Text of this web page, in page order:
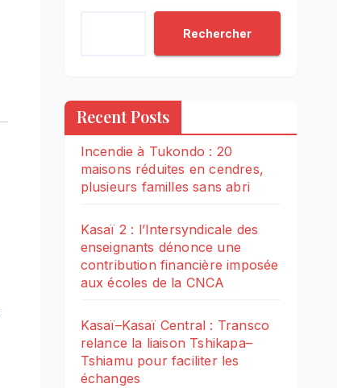
Rechercher
Recent Posts
Incendie à Tukondo : 20
maisons réduites en cendres,
plusieurs familles sans abri
Kasaï 2 : l’Intersyndicale des
enseignants dénonce une
contribution financière imposée
aux écoles de la CNCA
Kasaï–Kasaï Central : Transco
relance la liaison Tshikapa–
Tshiamu pour faciliter les
échanges